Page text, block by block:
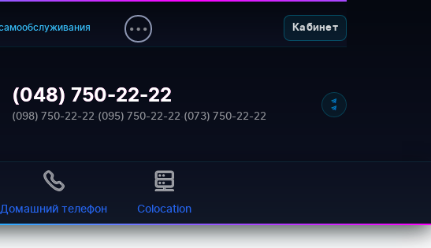
Кабинет
(048) 750-22-22
(098) 750-22-22·(095) 750-22-22·(073) 750-22-22
Домашний телефон Colocation